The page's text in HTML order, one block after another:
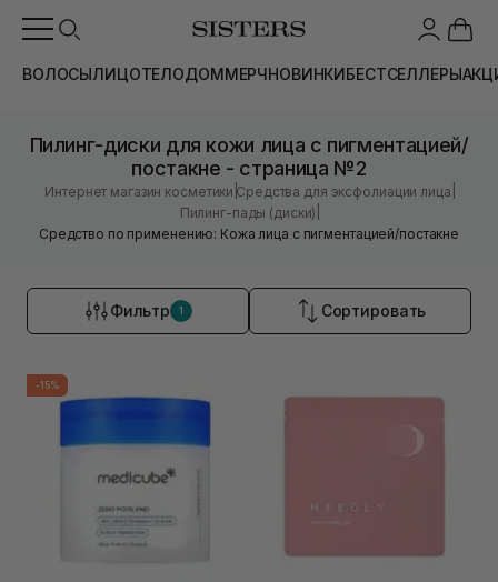
ВОЛОСЫЛИЦОТЕЛОДОММЕРЧНОВИНКИБЕСТСЕЛЛЕРЫ
Пилинг-диски для кожи лица с пигментацией/
постакне - страница №2
Интернет магазин косметики |Средства для эксфолиации лица
Пилинг-пады (диски)
Средство по применению: Кожа лица с пигментацией/постакне
Фильтр 1 Сортировать
-15%